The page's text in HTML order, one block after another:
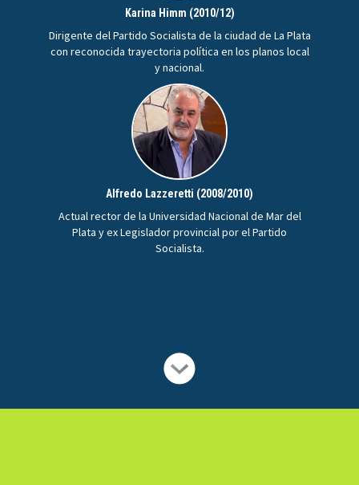
Karina Himm (2010/12)
Dirigente del Partido Socialista de la ciudad de La Plata
con reconocida trayectoria política en los planos local
y nacional.
Alfredo Lazzeretti (2008/2010)
Actual rector de la Universidad Nacional de Mar del
Plata y ex Legislador provincial por el Partido
Socialista.